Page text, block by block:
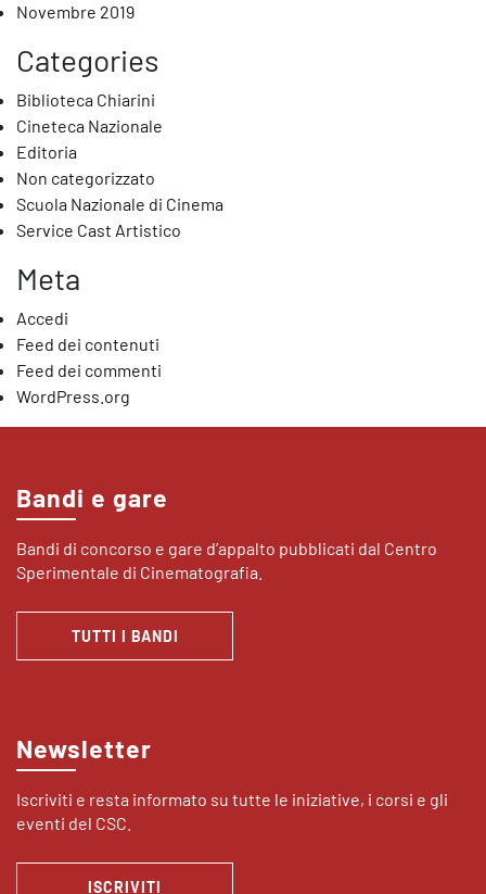
Novembre 2019
Categories
Biblioteca Chiarini
Cineteca Nazionale
Editoria
Non categorizzato
Scuola Nazionale di Cinema
Service Cast Artistico
Meta
Accedi
Feed dei contenuti
Feed dei commenti
WordPress.org
Bandi e gare
Bandi di concorso e gare d’appalto pubblicati dal Centro
Sperimentale di Cinematografia.
TUTTI I BANDI
Newsletter
Iscriviti e resta informato su tutte le iniziative, i corsi e gli
eventi del CSC.
ISCRIVITI